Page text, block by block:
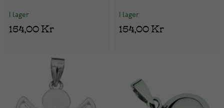
I lager
154,00 Kr
I lager
154,00 Kr